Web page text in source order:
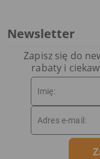
Newsletter
Zapisz się do
rabaty i